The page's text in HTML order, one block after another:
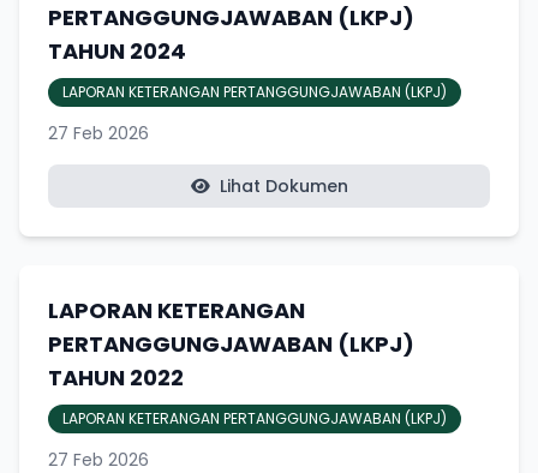
PERTANGGUNGJAWABAN (LKPJ)
TAHUN 2024
LAPORAN KETERANGAN PERTANGGUNGJAWABAN (LKPJ)
27 Feb 2026
Lihat Dokumen
LAPORAN KETERANGAN
PERTANGGUNGJAWABAN (LKPJ)
TAHUN 2022
LAPORAN KETERANGAN PERTANGGUNGJAWABAN (LKPJ)
27 Feb 2026